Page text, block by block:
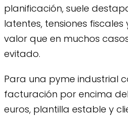
planificación, suele
latentes, tensiones
valor que en muchos
evitado.
Para una pyme industrial
facturación por encima
euros, plantilla estable y